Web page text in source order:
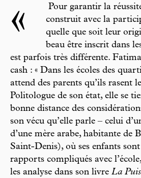
«
Pour garantir la
construit avec la
quelle que soit leur
beau être inscrit dans
est parfois très différente.
cash : « Dans les écoles des
attend des parents qu’ils rasent
Politologue de son état, elle se
bonne distance des
son vécu qu’elle parle – celui
d’une mère arabe, habitante de
Saint-Denis), où ses enfants sont
rapports compliqués avec
les analyse dans son livre La